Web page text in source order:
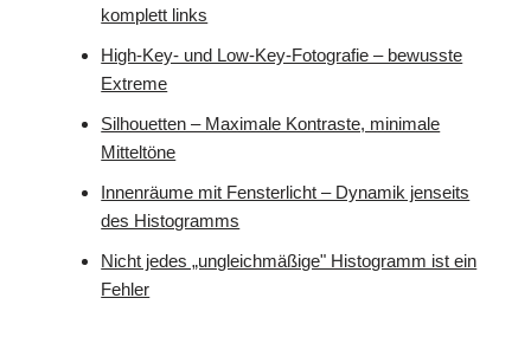
komplett links
High-Key- und Low-Key-Fotografie – bewusste
Extreme
Silhouetten – Maximale Kontraste, minimale
Mitteltöne
Innenräume mit Fensterlicht – Dynamik jenseits
des Histogramms
Nicht jedes „ungleichmäßige" Histogramm ist ein
Fehler